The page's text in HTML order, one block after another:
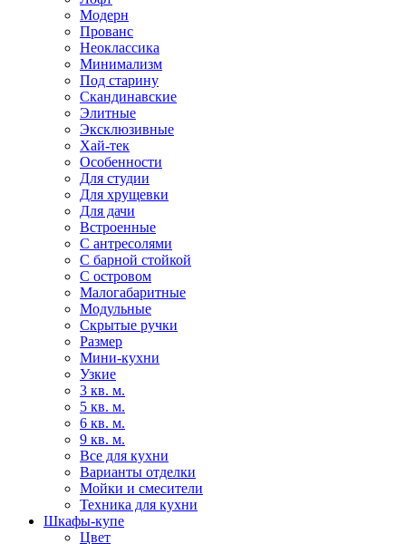
Модерн
Прованс
Неоклассика
Минимализм
Под старину
Скандинавские
Элитные
Эксклюзивные
Хай-тек
Особенности
Для студии
Для хрущевки
Для дачи
Встроенные
С антресолями
С барной стойкой
С островом
Малогабаритные
Модульные
Скрытые ручки
Размер
Мини-кухни
Узкие
3 кв. м.
5 кв. м.
6 кв. м.
9 кв. м.
Все для кухни
Варианты отделки
Мойки и смесители
Техника для кухни
Шкафы-купе
Цвет